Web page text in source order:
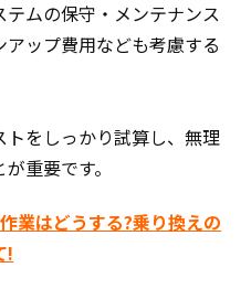
ムの保守・メンテナンス
ップ費用なども考慮する
をしっかり試算し、無理
重要です。
業はどうする?乗り換えの
!